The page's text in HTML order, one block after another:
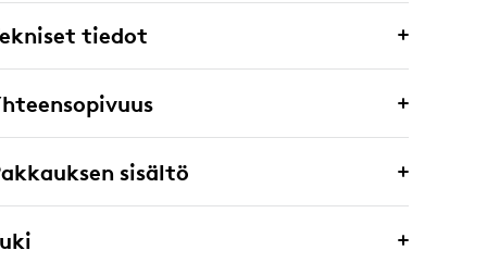
tiedot
sisältö